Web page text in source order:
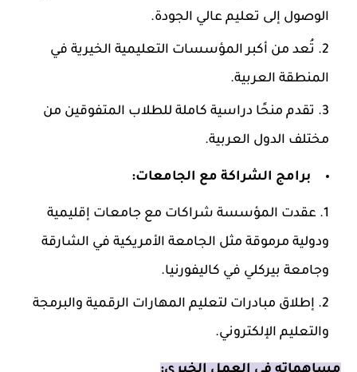
الوصول إلى تعليم عالي الجودة.
تُعد من أكبر المؤسسات التعليمية الخيرية في
المنطقة العربية.
تقدم منحًا دراسية كاملة للطلاب المتفوقين من
مختلف الدول العربية.
برامج الشراكة مع الجامعات:
عقدت المؤسسة شراكات مع جامعات إقليمية
ودولية مرموقة مثل الجامعة الأمريكية في الشارقة
وجامعة بيركلي في كاليفورنيا.
إطلاق مبادرات لتعليم المهارات الرقمية والبرمجة
والتعليم الإلكتروني.